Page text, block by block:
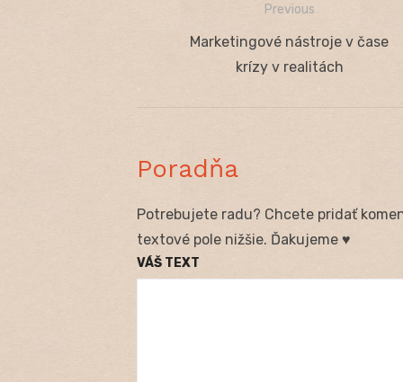
Navigácia
Previous
Previous
Marketingové nástroje v čase
krízy v realitách
Poradňa
Potrebujete radu? Chcete pridať
textové pole nižšie. Ďakujeme ♥
VÁŠ TEXT